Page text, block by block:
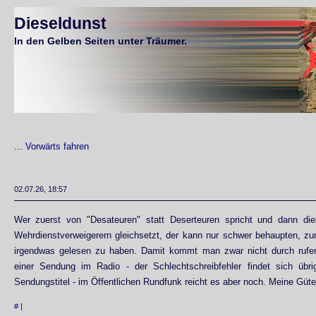
Dieseldunst
In den Gelben Seiten unter Träumer.
... Vorwärts fahren
02.07.26, 18:57
Wer zuerst von "Desateuren" statt Deserteuren spricht und dann
Wehrdienstverweigerern gleichsetzt, der kann nur schwer behaupten,
irgendwas gelesen zu haben. Damit kommt man zwar nicht durch
einer Sendung im Radio - der Schlechtschreibfehler findet sich
Sendungstitel - im Öffentlichen Rundfunk reicht es aber noch. Meine
#|